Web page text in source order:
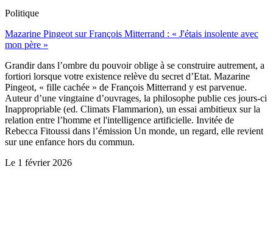
Politique
Mazarine Pingeot sur François Mitterrand : « J'étais insolente avec
mon père »
Grandir dans l’ombre du pouvoir oblige à se construire autrement, a
fortiori lorsque votre existence relève du secret d’Etat. Mazarine
Pingeot, « fille cachée » de François Mitterrand y est parvenue.
Auteur d’une vingtaine d’ouvrages, la philosophe publie ces jours-ci
Inappropriable (ed. Climats Flammarion), un essai ambitieux sur la
relation entre l’homme et l'intelligence artificielle. Invitée de
Rebecca Fitoussi dans l’émission Un monde, un regard, elle revient
sur une enfance hors du commun.
Le 1 février 2026